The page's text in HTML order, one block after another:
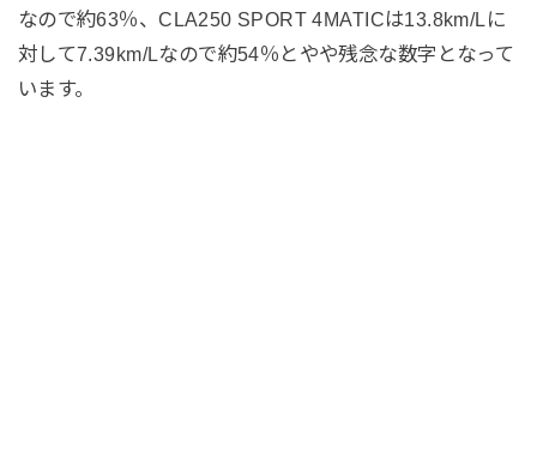
なので約63％、CLA250 SPORT 4MATICは13.8km/Lに
対して7.39km/Lなので約54％とやや残念な数字となって
います。